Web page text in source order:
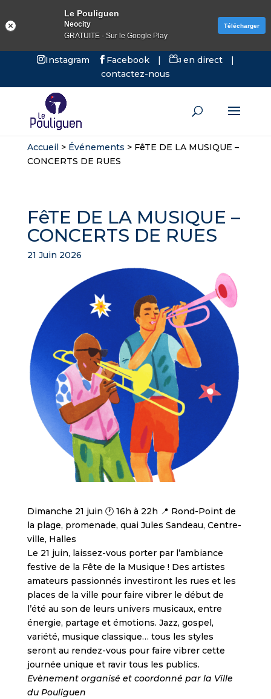
Instagram Facebook | en direct
|
contactez-nous
Accueil> Événements > FêTE DE LA MUSIQUE –
CONCERTS DE RUES
FêTE DE LA MUSIQUE –
CONCERTS DE RUES
21 Juin 2026
Dimanche 21 juin 🕐 16h à 22h 📍 Rond-Point de
la plage, promenade, quai Jules Sandeau, Centre-
ville, Halles
Le 21 juin, laissez-vous porter par l’ambiance
festive de la Fête de la Musique ! Des artistes
amateurs passionnés investiront les rues et les
places de la ville pour faire vibrer le début de
l’été au son de leurs univers musicaux, entre
énergie, partage et émotions. Jazz, gospel,
variété, musique classique… tous les styles
seront au rendez-vous pour faire vibrer cette
journée unique et ravir tous les publics.
Evènement organisé et coordonné par la Ville
du Pouliguen
Le Pouliguen
Neocity
GRATUITE - Sur le Google Play
Télécharger